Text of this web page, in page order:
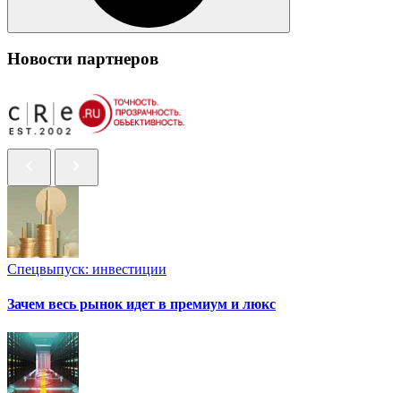
Новости партнеров
Спецвыпуск: инвестиции
Зачем весь рынок идет в премиум и люкс